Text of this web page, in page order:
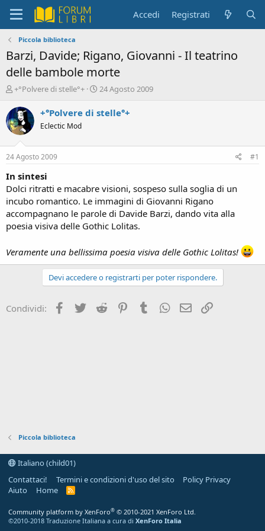
Accedi Registrati
Piccola biblioteca
Barzi, Davide; Rigano, Giovanni - Il teatrino
delle bambole morte
C
e
a
t
e
D
s
c
u
s
i
o
+°Polvere di stelle°+
D
t
i
o
24 Agosto 2009
+°Polvere di stelle°+
Eclectic Mod
24 Agosto 2009 #1
In sintesi
Dolci ritratti e macabre visioni, sospeso sulla soglia di un
incubo romantico. Le immagini di Giovanni Rigano
accompagnano le parole di Davide Barzi, dando vita alla
poesia visiva delle Gothic Lolitas.
Veramente una bellissima poesia visiva delle Gothic Lolitas!
Devi accedere o registrarti per poter rispondere.
Condividi: Facebook
Twitter Reddit PinterestTumblrWhatsApp
e-mail
Piccola biblioteca
Italiano (child01)
Contattaci!
Termini e condizioni d'uso del sito
Policy Privacy
Aiuto
Home
R
Community platform by XenForo® © 2010-2021 XenForo Ltd.
©2010-2018 Traduzione Italiana a cura di XenForo Italia